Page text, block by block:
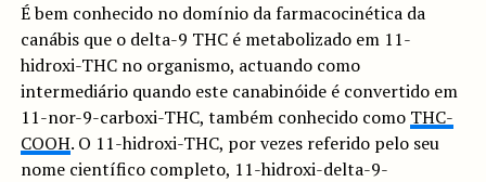
É bem conhecido no domínio da farmacocinética da
canábis que o delta-9 THC é metabolizado em 11-
hidroxi-THC no organismo, actuando como
intermediário quando este canabinóide é convertido em
11-nor-9-carboxi-THC, também conhecido como THC-
COOH. O 11-hidroxi-THC, por vezes referido pelo seu
nome científico completo, 11-hidroxi-delta-9-